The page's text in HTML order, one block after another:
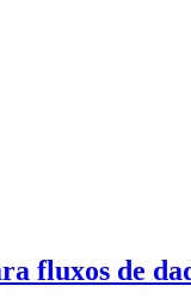
fluxos de